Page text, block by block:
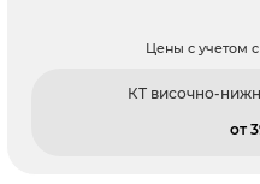
Цены с учетом
КТ височно-
от